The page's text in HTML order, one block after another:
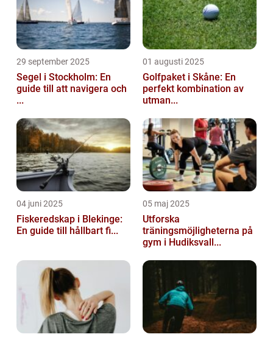
29 september 2025
Segel i Stockholm: En
guide till att navigera och
...
01 augusti 2025
Golfpaket i Skåne: En
perfekt kombination av
utman...
04 juni 2025
Fiskeredskap i Blekinge:
En guide till hållbart fi...
05 maj 2025
Utforska
träningsmöjligheterna på
gym i Hudiksvall...